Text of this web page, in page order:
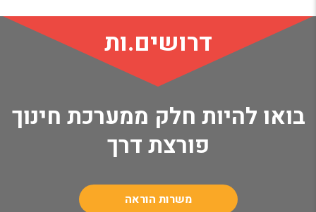
דרושים.ות
בואו להיות חלק ממערכת חינוך
פורצת דרך
משרות הוראה